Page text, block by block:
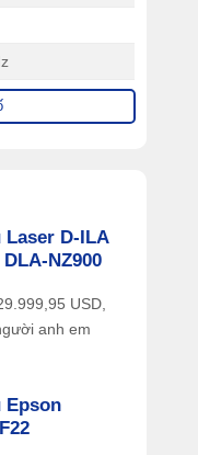
Laser D-ILA
NZ900
USD,
anh em
Epson